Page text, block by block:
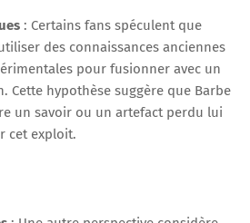
: Certains fans spéculent que
des connaissances anciennes
pour fusionner avec un
Cette hypothèse suggère que Barbe
un savoir ou un artefact perdu lui
cet exploit.